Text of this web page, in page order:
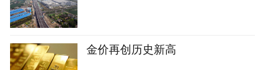
金价再创历史新高